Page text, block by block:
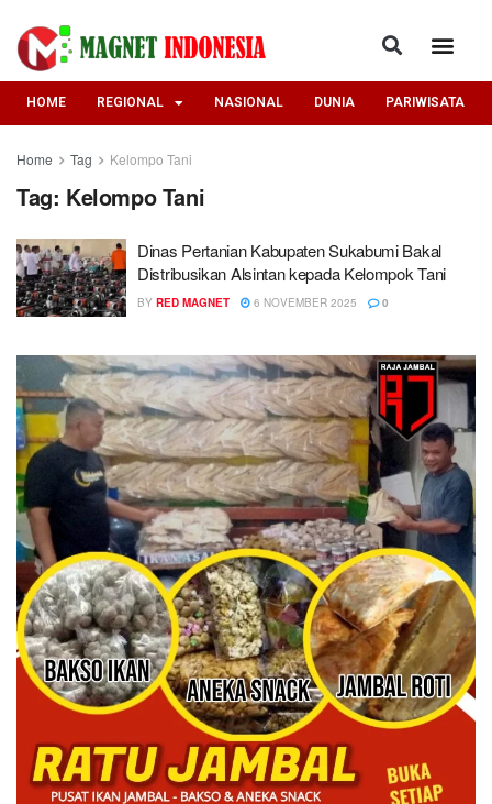
HOME REGIONAL NASIONAL DUNIA PARIWISATA
Home Tag Kelompo Tani
Tag: Kelompo Tani
Dinas Pertanian Kabupaten Sukabumi Bakal
Distribusikan Alsintan kepada Kelompok Tani
BY RED MAGNET 6 NOVEMBER 2025 0